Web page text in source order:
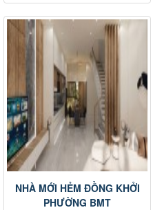
NHÀ MỚI HẺM ĐỒNG KHỞI
PHƯỜNG BMT